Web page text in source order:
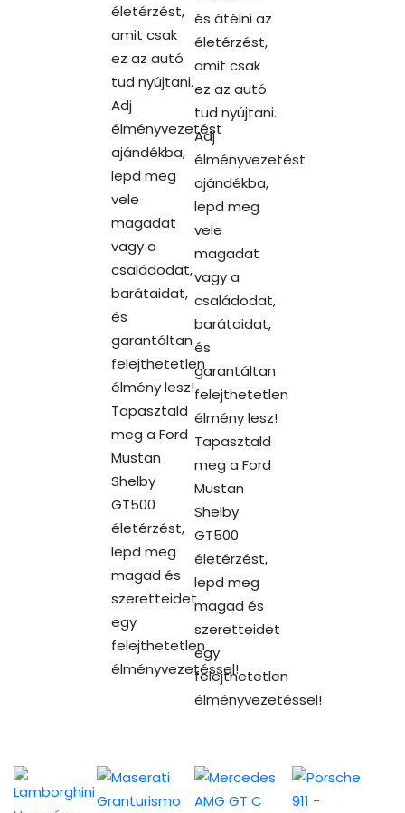
életérzést,
amit csak
ez az autó
tud nyújtani.
Adj
élményvezetést
ajándékba,
lepd meg
vele
magadat
vagy a
családodat,
barátaidat,
és
garantáltan
felejthetetlen
élmény lesz!
Tapasztald
meg a Ford
Mustan
Shelby
GT500
életérzést,
lepd meg
magad és
szeretteidet
egy
felejthetetlen
élményvezetéssel!
és átélni az
életérzést,
amit csak
ez az autó
tud nyújtani.
Adj
élményvezetést
ajándékba,
lepd meg
vele
magadat
vagy a
családodat,
barátaidat,
és
garantáltan
felejthetetlen
élmény lesz!
Tapasztald
meg a Ford
Mustan
Shelby
GT500
életérzést,
lepd meg
magad és
szeretteidet
egy
felejthetetlen
élményvezetéssel!